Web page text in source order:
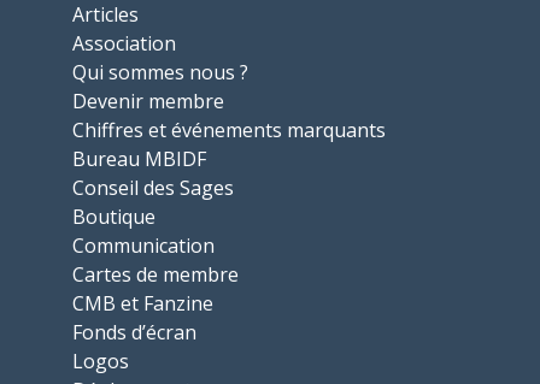
Articles
Association
Qui sommes nous ?
Devenir membre
Chiffres et événements marquants
Bureau MBIDF
Conseil des Sages
Boutique
Communication
Cartes de membre
CMB et Fanzine
Fonds d’écran
Logos